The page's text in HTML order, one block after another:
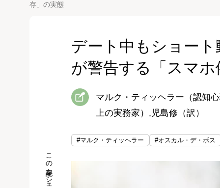
存」の実態
デート中もショー
が警告する「スマ
マルク・ティッヘラー（認知
上の実務家）,児島修（訳）
#マルク・ティッヘラー #オスカル・デ・ボス
この記事をシェア